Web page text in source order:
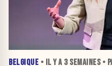
BELGIQUE • IL Y A 3 SEMAINES•